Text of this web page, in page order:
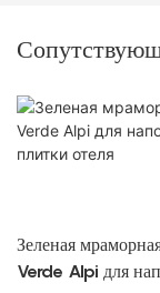
Зеленая
Verde Alpi для